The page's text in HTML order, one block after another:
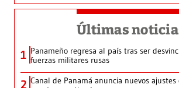
Últimas
1 Panameño regresa al país tras ser
fuerzas militares rusas
2 Canal de Panamá anuncia nuevos